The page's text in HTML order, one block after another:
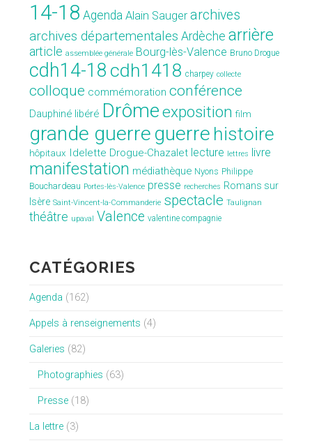
14-18 Agenda Alain Sauger archives
archives départementales Ardèche arrière
article assemblée générale Bourg-lès-Valence Bruno Drogue
cdh14-18 cdh1418 charpey collecte
colloque commémoration conférence
Dauphiné libéré Drômeexposition film
grande guerre guerre histoire
hôpitaux Idelette Drogue-Chazalet lecture lettres livre
manifestation médiathèque Nyons Philippe
Bouchardeau Portes-lès-Valence presse recherches Romans sur
Isère Saint-Vincent-la-Commanderie spectacle Taulignan
théâtre upaval Valence valentine compagnie
CATÉGORIES
Agenda (162)
Appels à renseignements (4)
Galeries (82)
Photographies (63)
Presse(18)
La lettre(3)